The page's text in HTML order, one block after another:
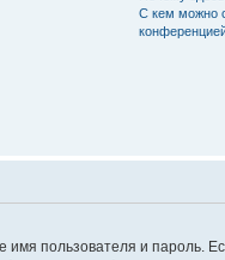
С кем можно
пользователя и